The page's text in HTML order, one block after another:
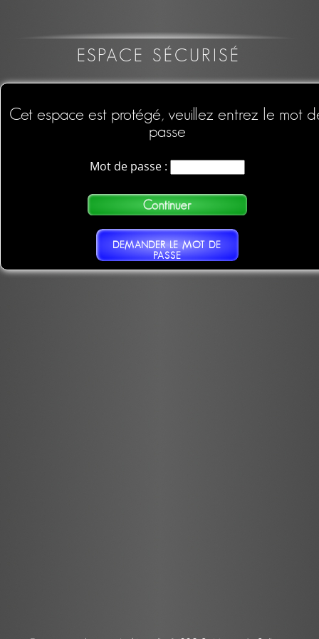
ESPACE SÉCURISÉ
Cet espace est protégé, veuillez entrez le mot
passe
Mot de passe :
DEMANDER LE MOT DE
PASSE